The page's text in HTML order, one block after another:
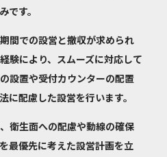
です。
間での設営と撤収が求められ
験により、スムーズに対応して
設置や受付カウンターの配置
に配慮した設営を行います。
衛生面への配慮や動線の確保
最優先に考えた設営計画を立